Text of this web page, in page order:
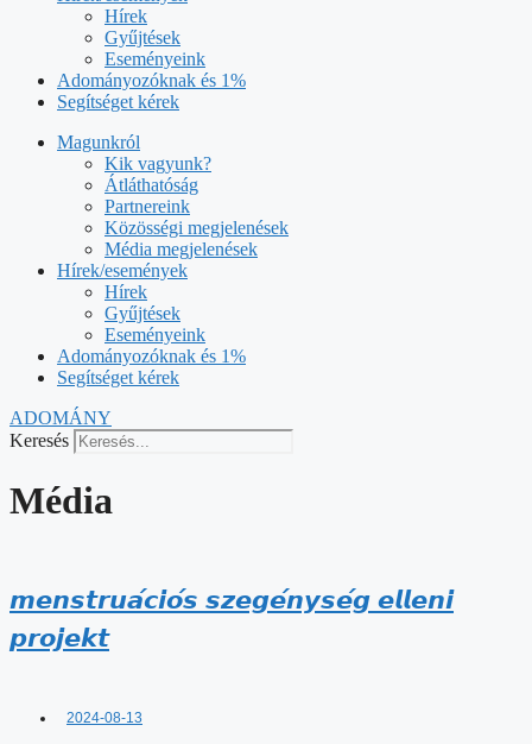
Hírek
Gyűjtések
Eseményeink
Adományozóknak és 1%
Segítséget kérek
Magunkról
Kik vagyunk?
Átláthatóság
Partnereink
Közösségi megjelenések
Média megjelenések
Hírek/események
Hírek
Gyűjtések
Eseményeink
Adományozóknak és 1%
Segítséget kérek
ADOMÁNY
Keresés
Média
𝙢𝙚𝙣𝙨𝙩𝙧𝙪𝙖́𝙘𝙞𝙤́𝙨 𝙨𝙯𝙚𝙜𝙚́𝙣𝙮𝙨𝙚́𝙜 𝙚𝙡𝙡𝙚𝙣𝙞
𝙥𝙧𝙤𝙟𝙚𝙠𝙩
2024-08-13